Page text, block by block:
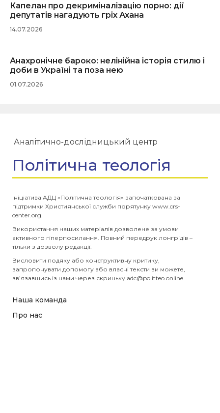
Капелан про декриміналізацію порно: дії
депутатів нагадують гріх Ахана
14.07.2026
Анахронічне бароко: нелінійна історія стилю і
доби в Україні та поза нею
01.07.2026
Аналітично-дослідницький центр
Політична теологія
Ініціатива АДЦ «Політична теологія» започаткована за
підтримки Християнської служби порятунку www.crs-
center.org.
Використання наших матеріалів дозволене за умови
активного гіперпосилання. Повний передрук лонгрідів –
тільки з дозволу редакції.
Висловити подяку або конструктивну критику,
запропонувати допомогу або власні тексти ви можете,
зв’язавшись із нами через скриньку adc@politteo.online
Наша команда
Про нас